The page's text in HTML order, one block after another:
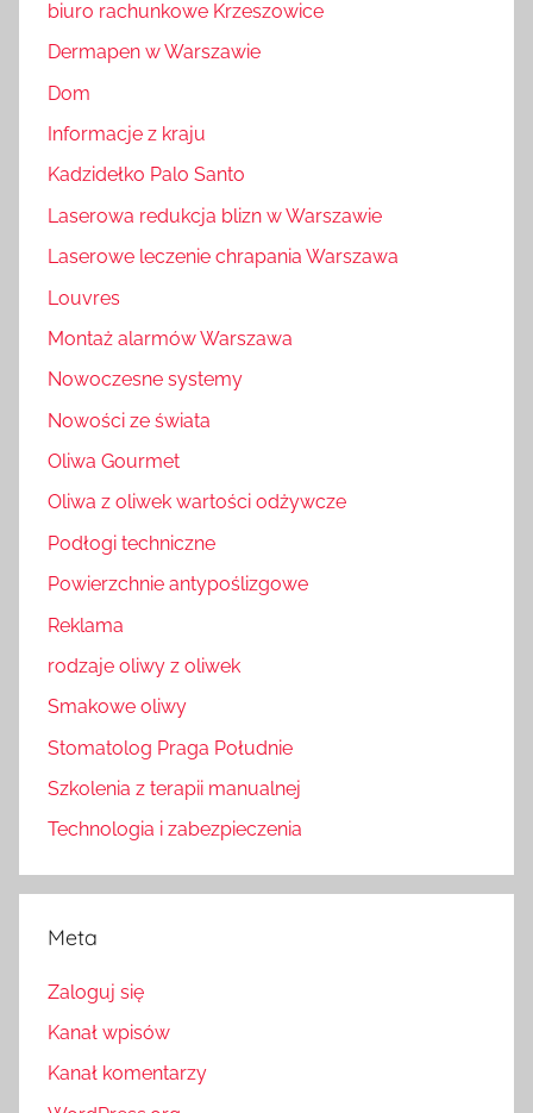
biuro rachunkowe Krzeszowice
Dermapen w Warszawie
Dom
Informacje z kraju
Kadzidełko Palo Santo
Laserowa redukcja blizn w Warszawie
Laserowe leczenie chrapania Warszawa
Louvres
Montaż alarmów Warszawa
Nowoczesne systemy
Nowości ze świata
Oliwa Gourmet
Oliwa z oliwek wartości odżywcze
Podłogi techniczne
Powierzchnie antypoślizgowe
Reklama
rodzaje oliwy z oliwek
Smakowe oliwy
Stomatolog Praga Południe
Szkolenia z terapii manualnej
Technologia i zabezpieczenia
Meta
Zaloguj się
Kanał wpisów
Kanał komentarzy